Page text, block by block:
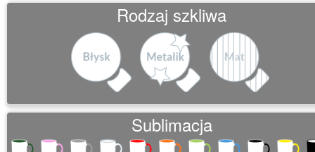
Rodzaj szkliwa
Sublimacja